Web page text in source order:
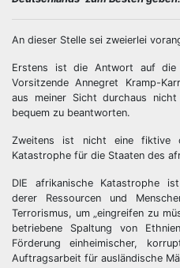
An dieser Stelle sei zweierlei
Erstens ist die Antwort auf
Vorsitzende Annegret Kramp-
aus meiner Sicht durchaus
bequem zu beantworten.
Zweitens ist nicht eine fiktive
Katastrophe für die Staaten des
DIE afrikanische Katastrophe
derer Ressourcen und
Terrorismus, um „eingreifen zu
betriebene Spaltung von
Förderung einheimischer,
Auftragsarbeit für ausländische